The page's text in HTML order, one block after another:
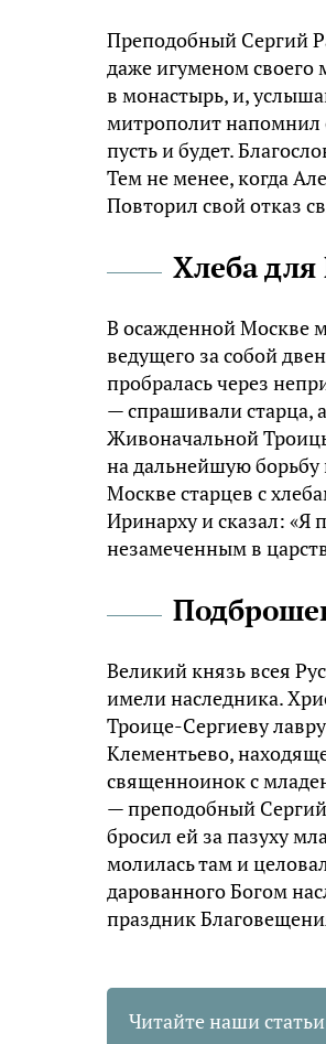
Преподобный Сергий
даже игуменом своего
в монастырь, и,
митрополит напомнил
пусть и будет.
Тем не менее, когда
Повторил свой отказ
Хлеба
В осажденной Москве
ведущего за собой
пробралась через
— спрашивали старца,
Живоначальной
на дальнейшую борьбу
Москве старцев с
Иринарху и сказал: «Я
незамеченным в
Великий князь всея
имели наследника.
Троице-Сергиеву
Клементьево,
священноинок с
— преподобный
бросил ей за пазуху
молилась там и
дарованного Богом
праздник
Читайте наши статьи